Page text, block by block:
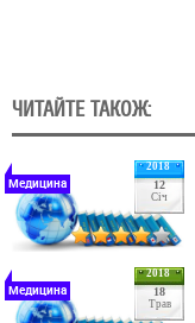
ЧИТАЙТЕ ТАКОЖ:
2018
12
Січ
Медицина
2018
18
Трав
Медицина